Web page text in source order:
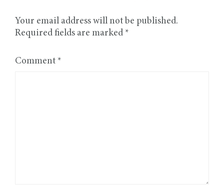
Your email address will not be published.
Required fields are marked *
Comment *